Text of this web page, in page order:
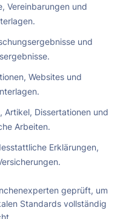
Vereinbarungen und
und
Websites und
Artikel, Dissertationen und
Arbeiten.
Erklärungen,
geprüft, um
Standards vollständig